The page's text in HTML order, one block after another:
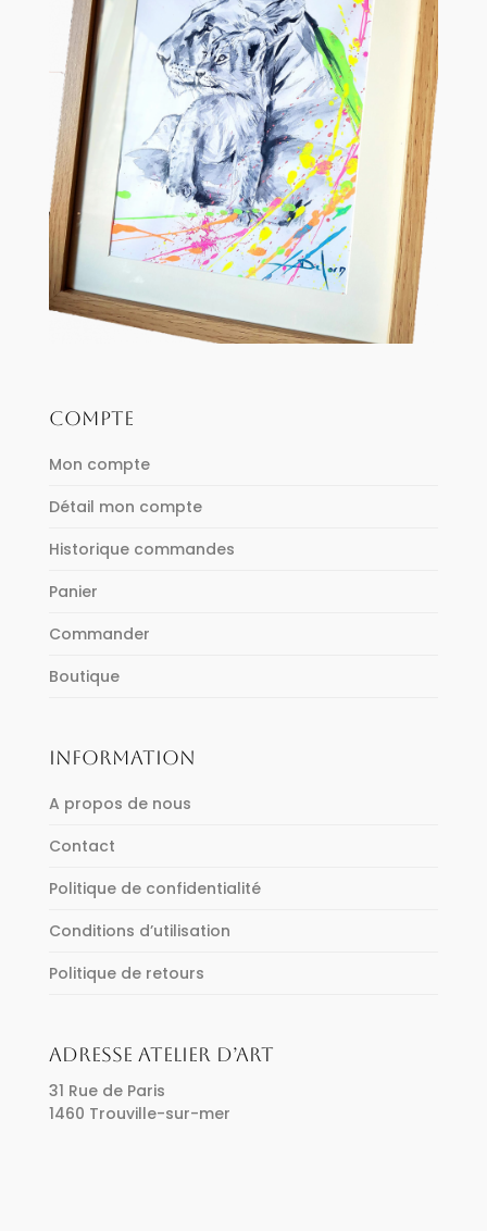
COMPTE
Mon compte
Détail mon compte
Historique commandes
Panier
Commander
Boutique
INFORMATION
A propos de nous
Contact
Politique de confidentialité
Conditions d’utilisation
Politique de retours
ADRESSE ATELIER D’ART
31 Rue de Paris
1460 Trouville-sur-mer